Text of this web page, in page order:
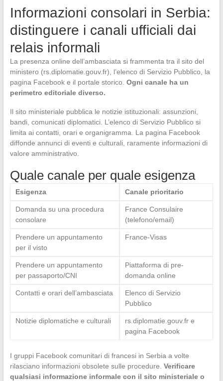
Informazioni consolari in Serbia:
distinguere i canali ufficiali dai
relais informali
La presenza online dell’ambasciata si frammenta tra il sito del
ministero (rs.diplomatie.gouv.fr), l’elenco di Servizio Pubblico, la
pagina Facebook e il portale storico. Ogni canale ha un
perimetro editoriale diverso.
Il sito ministeriale pubblica le notizie istituzionali: assunzioni,
bandi, comunicati diplomatici. L’elenco di Servizio Pubblico si
limita ai contatti, orari e organigramma. La pagina Facebook
diffonde annunci di eventi e culturali, raramente informazioni di
valore amministrativo.
Quale canale per quale esigenza
Esigenza Canale prioritario
Domanda su una procedura
consolare
France Consulaire
(telefono/email)
Prendere un appuntamento
per il visto
France-Visas
Prendere un appuntamento
per passaporto/CNI
Piattaforma di pre-
domanda online
Contatti e orari dell’ambasciata
Elenco di Servizio
Pubblico
Notizie diplomatiche e culturali
rs.diplomatie.gouv.fr e
pagina Facebook
I gruppi Facebook comunitari di francesi in Serbia a volte
rilasciano informazioni obsolete sulle procedure. Verificare
qualsiasi informazione informale con il sito ministeriale o